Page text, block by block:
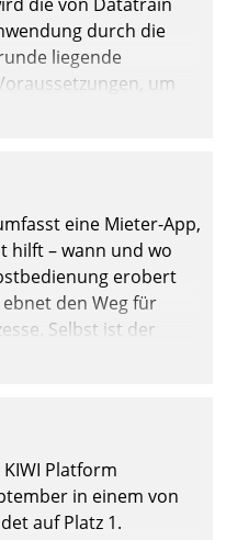
durch die
liegende
um
und weitere
eine Mieter-App,
hilft – wann und wo
erobert
den Weg für
Selbst ist der
Platform
in einem von
auf Platz 1.